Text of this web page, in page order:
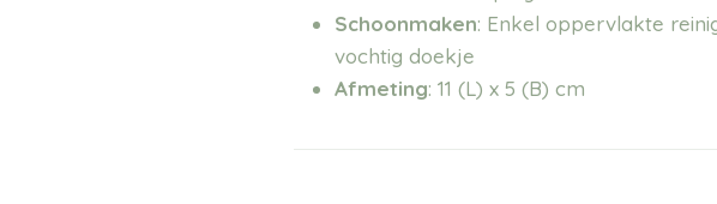
Schoonmaken: Enkel oppervlakte
vochtig doekje
Afmeting: 11 (L) x 5 (B) cm